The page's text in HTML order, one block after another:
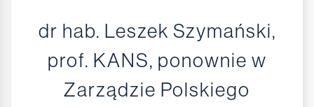
dr hab. Leszek Szymański,
prof. KANS, ponownie w
Zarządzie Polskiego